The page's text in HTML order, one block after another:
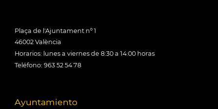
Plaça de l'Ajuntament nº 1
46002 València
Horarios: lunes a viernes de 8:30 a 14:00 horas
Teléfono: 963 52 54 78
Ayuntamiento